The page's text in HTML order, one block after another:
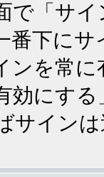
で「サ
番下に
ンを常
効にす
サイン